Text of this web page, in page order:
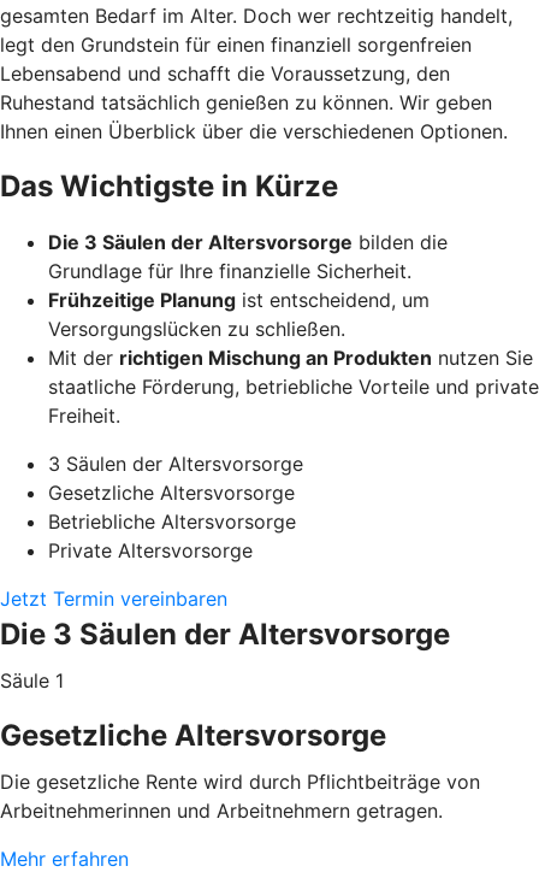
gesamten Bedarf im Alter. Doch wer rechtzeitig handelt,
legt den Grundstein für einen finanziell sorgenfreien
Lebensabend und schafft die Voraussetzung, den
Ruhestand tatsächlich genießen zu können. Wir geben
Ihnen einen Überblick über die verschiedenen Optionen.
Das Wichtigste in Kürze
Die 3 Säulen der Altersvorsorge bilden die
Grundlage für Ihre finanzielle Sicherheit.
Frühzeitige Planung ist entscheidend, um
Versorgungslücken zu schließen.
Mit der richtigen Mischung an Produkten nutzen Sie
staatliche Förderung, betriebliche Vorteile und private
Freiheit.
3 Säulen der Altersvorsorge
Gesetzliche Altersvorsorge
Betriebliche Altersvorsorge
Private Altersvorsorge
Jetzt Termin vereinbaren
Die 3 Säulen der Altersvorsorge
Säule 1
Gesetzliche Altersvorsorge
Die gesetzliche Rente wird durch Pflichtbeiträge von
Arbeitnehmerinnen und Arbeitnehmern getragen.
Mehr erfahren